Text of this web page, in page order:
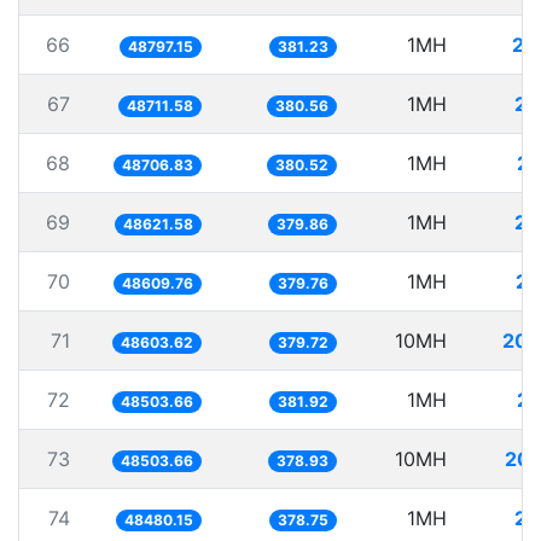
66 48797.15 381.23 1MH
67 48711.58 380.56 1MH
68 48706.83 380.52 1MH
69 48621.58 379.86 1MH
70 48609.76 379.76 1MH
71 48603.62 379.72 10MH
72 48503.66 381.92 1MH
73 48503.66 378.93 10MH
74 48480.15 378.75 1MH